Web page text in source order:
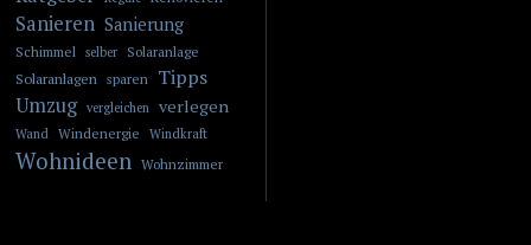
Sanieren Sanierung
Schimmel selber Solaranlage
Solaranlagen sparen Tipps
Umzug vergleichen verlegen
Wand Windenergie Windkraft
Wohnideen Wohnzimmer